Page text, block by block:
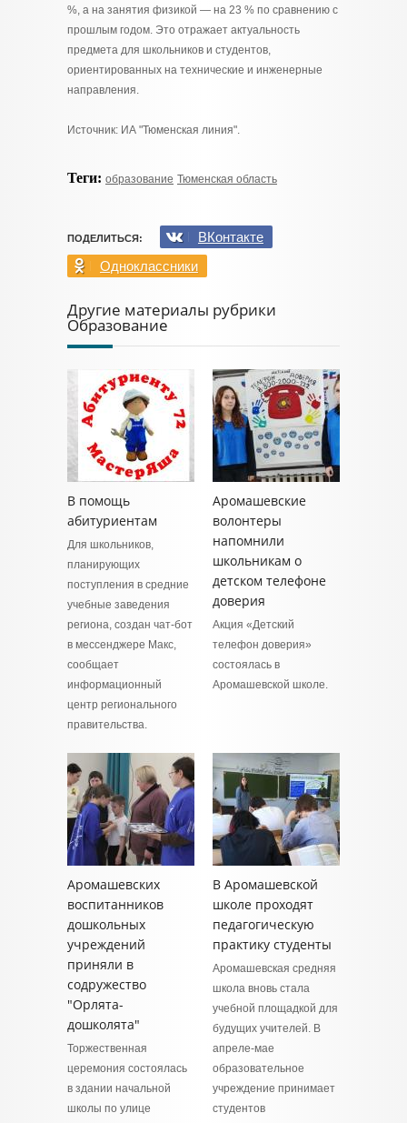
%, а на занятия физикой — на 23 % по сравнению с
прошлым годом. Это отражает актуальность
предмета для школьников и студентов,
ориентированных на технические и инженерные
направления.
Источник: ИА "Тюменская линия".
Теги: образование Тюменская область
ПОДЕЛИТЬСЯ:
ВКонтакте
Одноклассники
Другие материалы рубрики
Образование
В помощь
абитуриентам
Для школьников,
планирующих
поступления в средние
учебные заведения
региона, создан чат-бот
в мессенджере Макс,
сообщает
информационный
центр регионального
правительства.
Аромашевские
волонтеры
напомнили
школьникам о
детском телефоне
доверия
Акция «Детский
телефон доверия»
состоялась в
Аромашевской школе.
Аромашевских
воспитанников
дошкольных
учреждений
приняли в
содружество
"Орлята-
дошколята"
Торжественная
церемония состоялась
в здании начальной
школы по улице
В Аромашевской
школе проходят
педагогическую
практику студенты
Аромашевская средняя
школа вновь стала
учебной площадкой для
будущих учителей. В
апреле-мае
образовательное
учреждение принимает
студентов